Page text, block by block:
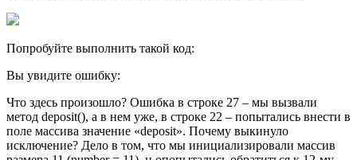
Попробуйте выполнить такой код:
Вы увидите ошибку:
Что здесь произошло? Ошибка в строке 27 – мы вызвали
метод deposit(), а в нем уже, в строке 22 – попытались внести в
поле массива значение «deposit». Почему выкинуло
исключение? Дело в том, что мы инициализировали массив